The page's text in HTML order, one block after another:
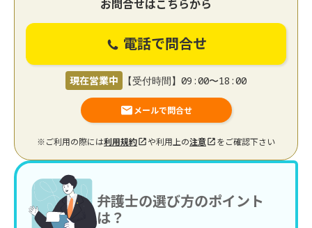
お問合せはこちらから
電話で問合せ
現在営業中 【受付時間】09:00〜18:00
メールで問合せ
※ご利用の際には利用規約 や利用上の注意 をご確認下さい
弁護士の選び方のポイント
は？